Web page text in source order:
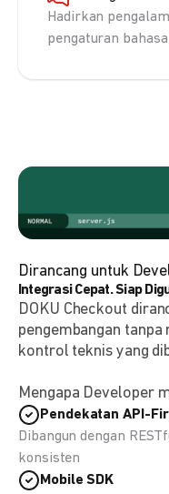
Hadirkan
pengaturan
Dirancang untuk
Integrasi Cepat. Siap
DOKU Checkout
pengembangan
kontrol teknis yang
Mengapa Developer
Pendekatan API-
Dibangun dengan
konsisten
Mobile SDK